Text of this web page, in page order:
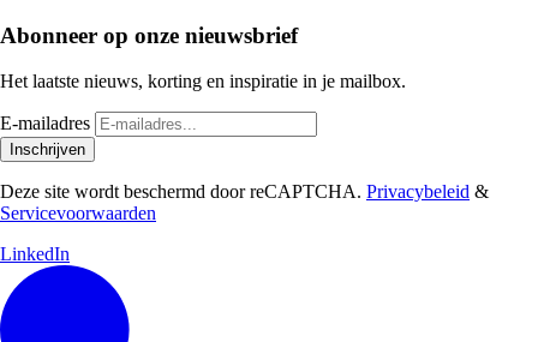
Abonneer op onze nieuwsbrief
Het laatste nieuws, korting en inspiratie in je mailbox.
E-mailadres
Inschrijven
Deze site wordt beschermd door reCAPTCHA. Privacybeleid &
Servicevoorwaarden
LinkedIn